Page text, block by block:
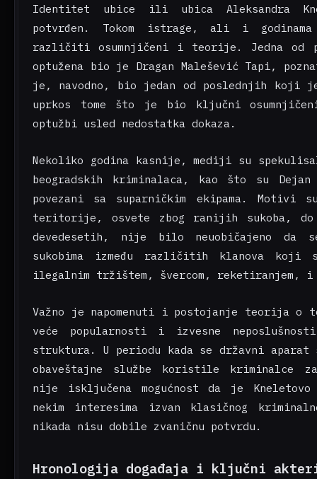
Identitet ubice ili ubica Aleksandra
potvrđen. Tokom istrage, ali i
različiti osumnjičeni i teorije. Jedna od
optužena bio je Dragan Malešević Tapi,
je, navodno, bio jedan od poslednjih koji
uprkos tome što je bio ključni
optužbi usled nedostatka dokaza.
Nekoliko godina kasnije, mediji su
beogradskih kriminalaca, kao što su
povezani sa suparničkim ekipama. Motivi
teritorije, osvete zbog ranijih sukoba,
devedesetih, nije bilo neuobičajeno da
sukobima između različitih klanova
ilegalnim tržištem, švercom, reketiranjem, i
Važno je napomenuti i postojanje teorija o
veće popularnosti i izvesne
struktura. U periodu kada se državni aparat
obaveštajne službe koristile kriminalce
nije isključena mogućnost da je
nekim interesima izvan klasičnog
nikada nisu dobile zvaničnu potvrdu.
Hronologija događaja i ključni